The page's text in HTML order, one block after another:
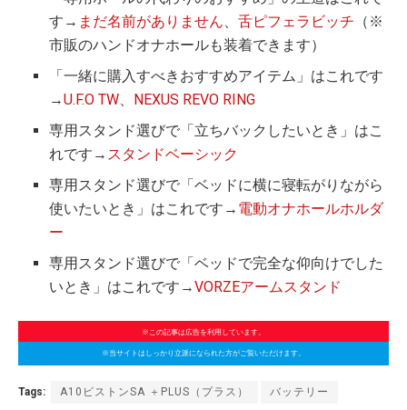
す→ まだ名前がありません、舌ピフェラビッチ （※
市販のハンドオナホールも装着できます）
「一緒に購入すべきおすすめアイテム」はこれです
→U.F.O TW、
NEXUS REVO RING
専用スタンド選びで「立ちバックしたいとき」はこ
れです→ スタンドベーシック
専用スタンド選びで「ベッドに横に寝転がりながら
使いたいとき」はこれです→ 電動オナホールホルダ
ー
専用スタンド選びで「ベッドで完全な仰向けでした
いとき」はこれです→VORZEアームスタンド
※この記事は広告を利用しています。
※当サイトはしっかり立派になられた方がご覧いただけます。
Tags: A10ピストンSA ＋PLUS（プラス） バッテリー